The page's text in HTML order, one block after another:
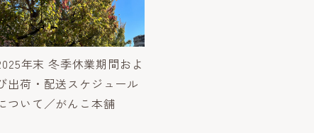
年末 冬季休業期間およ
出荷・配送スケジュール
ついて／がんこ本舗